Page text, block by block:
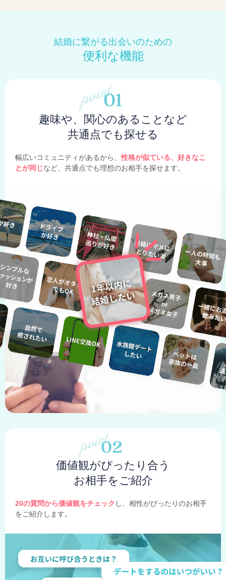
結婚に繋がる出会いのための
便利な機能
趣味や、関心のあることなど
共通点でも探せる
幅広いコミュニティがあるから、性格が似ている、好きなこ
とが同じなど、共通点でも理想のお相手を探せます。
価値観がぴったり合う
お相手をご紹介
20の質問から価値観をチェック し、相性がぴったりのお相手
をご紹介します。